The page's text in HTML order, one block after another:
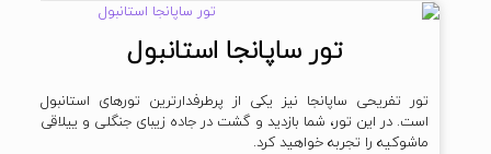
تور ساپانجا استانبول
تور تفریحی ساپانجا نیز یکی از پرطرفدارترین تورهای استانبول
است. در این تور، شما بازدید و گشت در جاده زیبای جنگلی و ییلاقی
ماشوکیه را تجربه خواهید کرد.